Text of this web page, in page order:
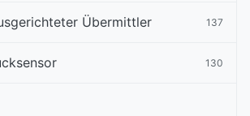
Übermittler 137
130